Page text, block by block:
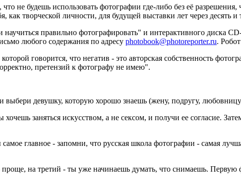
не будешь использовать фотографии где-либо без её
как творческой личности, для будущей выставки лет через десять и
научиться правильно фотографировать" и интерактивного диска
любого содержания по адресу photobook@photoreporter.ru.
говорится, что негатив - это авторская собственность
претензий к фотографу не имею".
девушку, которую хорошо знаешь (жену, подругу,
заняться искусством, а не сексом, и получи ее согласие.
главное - запомни, что русская школа фотографии - самая
на третий - ты уже начинаешь думать, что снимаешь.